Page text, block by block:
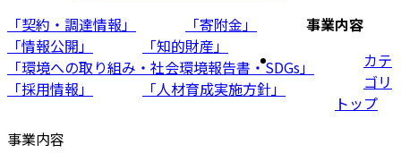
「契約・調達情報」
「寄附金」
「情報公開」
「知的財産」
「環境への取り組み・社会環境報告書・SDGs」
「採用情報」
「人材育成実施方針」
事業内容
カテ
ゴリ
トップ
事業内容